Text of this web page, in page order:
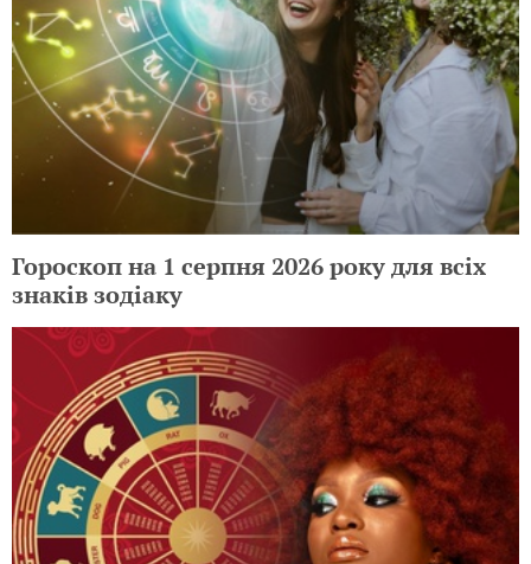
Гороскоп на 1 серпня 2026 року для всіх
знаків зодіаку